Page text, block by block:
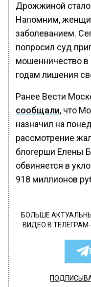
Дрожжиной стало
Напомним,
заболеванием.
попросил суд
мошенничество в
годам лишения
Ранее Вести
сообщали, что
назначил на
рассмотрение
блогерши Елены
обвиняется в
918 миллионов
БОЛЬШЕ
ВИДЕО В